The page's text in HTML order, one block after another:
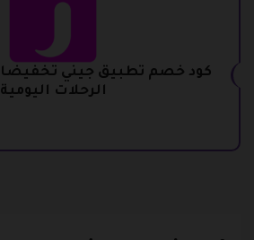
الرحلات اليومية